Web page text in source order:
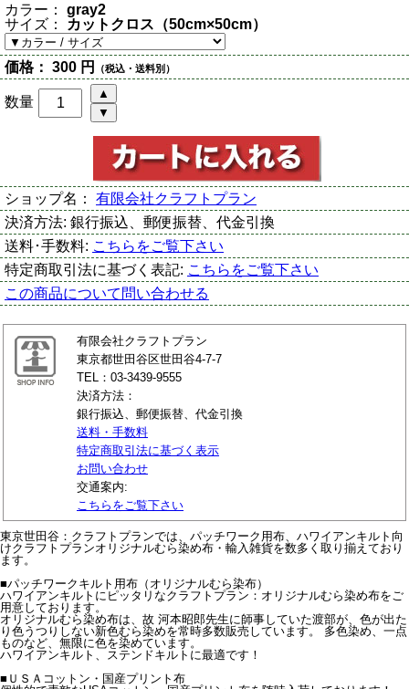
カラー：
gray2
サイズ：
カットクロス（50cm×50cm）
価格： 300 円 （税込・送料別）
数量
ショップ名： 有限会社クラフトプラン
決済方法: 銀行振込、郵便振替、代金引換
送料･手数料: こちらをご覧下さい
特定商取引法に基づく表記: こちらをご覧下さい
この商品について問い合わせる
有限会社クラフトプラン
東京都世田谷区世田谷4-7-7
TEL：03-3439-9555
決済方法：
銀行振込、郵便振替、代金引換
送料・手数料
特定商取引法に基づく表示
お問い合わせ
交通案内:
こちらをご覧下さい
東京世田谷：クラフトプランでは、パッチワーク用布、ハワイアンキルト向
けクラフトプランオリジナルむら染め布・輸入雑貨を数多く取り揃えており
ます。
■パッチワークキルト用布（オリジナルむら染布）
ハワイアンキルトにピッタリなクラフトプラン：オリジナルむら染め布をご
用意しております。
オリジナルむら染め布は、故 河本昭郎先生に師事していた渡部が、色が出た
り色うつりしない新色むら染めを常時多数販売しています。 多色染め、一点
ものなど、無限に色を染めています。
ハワイアンキルト、ステンドキルトに最適です！
■ＵＳＡコットン・国産プリント布